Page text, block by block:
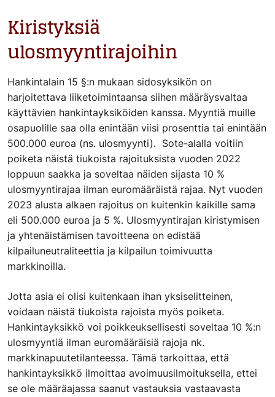
Kiristyksiä
ulosmyyntirajoihin
Hankintalain 15 §:n mukaan sidosyksikön on
harjoitettava liiketoimintaansa siihen määräysvaltaa
käyttävien hankintayksiköiden kanssa. Myyntiä muille
osapuolille saa olla enintään viisi prosenttia tai enintään
500.000 euroa (ns. ulosmyynti). Sote-alalla voitiin
poiketa näistä tiukoista rajoituksista vuoden 2022
loppuun saakka ja soveltaa näiden sijasta 10 %
ulosmyyntirajaa ilman euromääräistä rajaa. Nyt vuoden
2023 alusta alkaen rajoitus on kuitenkin kaikille sama
eli 500.000 euroa ja 5 %. Ulosmyyntirajan kiristymisen
ja yhtenäistämisen tavoitteena on edistää
kilpailuneutraliteettia ja kilpailun toimivuutta
markkinoilla.
Jotta asia ei olisi kuitenkaan ihan yksiselitteinen,
voidaan näistä tiukoista rajoista myös poiketa.
Hankintayksikkö voi poikkeuksellisesti soveltaa 10 %:n
ulosmyyntiä ilman euromääräisiä rajoja nk.
markkinapuutetilanteessa. Tämä tarkoittaa, että
hankintayksikkö ilmoittaa avoimuusilmoituksella, ettei
se ole määräajassa saanut vastauksia vastaavasta